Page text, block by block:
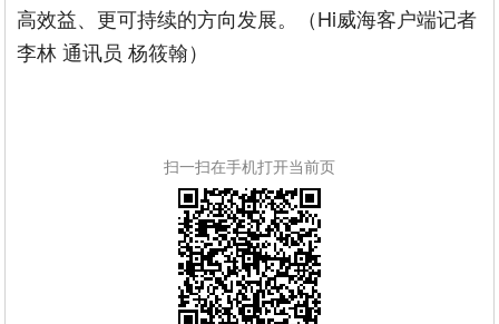
高效益、更可持续的方向发展。（Hi威海客户端记者
李林 通讯员 杨筱翰）
扫一扫在手机打开当前页